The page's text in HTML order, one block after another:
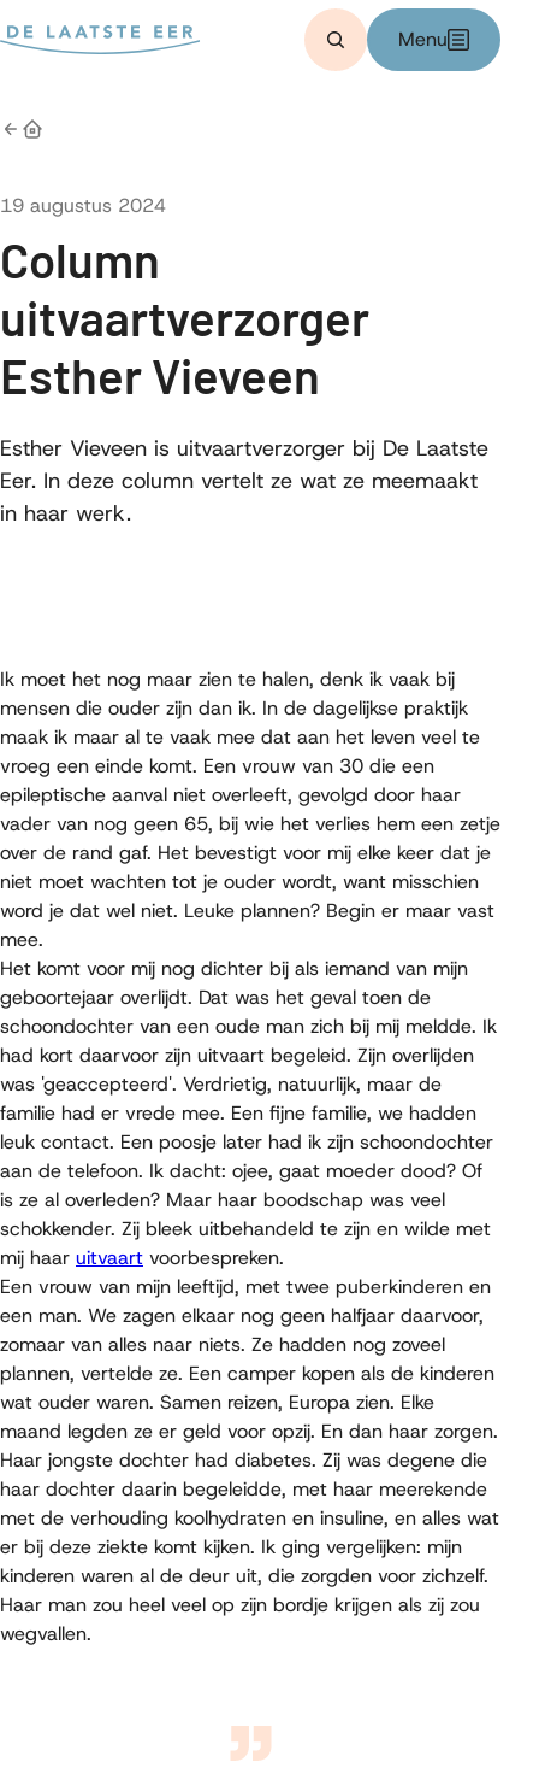
Zoeken
Menu
Home
Column
uitvaartverzorger
Esther Vieveen
Gepubliceerd op
19 augustus 2024
Esther Vieveen is uitvaartverzorger bij De Laatste
Eer. In deze column vertelt ze wat ze meemaakt
in haar werk.
Ik moet het nog maar zien te halen, denk ik vaak bij
mensen die ouder zijn dan ik. In de dagelijkse praktijk
maak ik maar al te vaak mee dat aan het leven veel te
vroeg een einde komt. Een vrouw van 30 die een
epileptische aanval niet overleeft, gevolgd door haar
vader van nog geen 65, bij wie het verlies hem een zetje
over de rand gaf. Het bevestigt voor mij elke keer dat je
niet moet wachten tot je ouder wordt, want misschien
word je dat wel niet. Leuke plannen? Begin er maar vast
mee.
Het komt voor mij nog dichter bij als iemand van mijn
geboortejaar overlijdt. Dat was het geval toen de
schoondochter van een oude man zich bij mij meldde. Ik
had kort daarvoor zijn uitvaart begeleid. Zijn overlijden
was 'geaccepteerd'. Verdrietig, natuurlijk, maar de
familie had er vrede mee. Een fijne familie, we hadden
leuk contact. Een poosje later had ik zijn schoondochter
aan de telefoon. Ik dacht: ojee, gaat moeder dood? Of
is ze al overleden? Maar haar boodschap was veel
schokkender. Zij bleek uitbehandeld te zijn en wilde met
mij haar uitvaart voorbespreken.
Een vrouw van mijn leeftijd, met twee puberkinderen en
een man. We zagen elkaar nog geen halfjaar daarvoor,
zomaar van alles naar niets. Ze hadden nog zoveel
plannen, vertelde ze. Een camper kopen als de kinderen
wat ouder waren. Samen reizen, Europa zien. Elke
maand legden ze er geld voor opzij. En dan haar zorgen.
Haar jongste dochter had diabetes. Zij was degene die
haar dochter daarin begeleidde, met haar meerekende
met de verhouding koolhydraten en insuline, en alles wat
er bij deze ziekte komt kijken. Ik ging vergelijken: mijn
kinderen waren al de deur uit, die zorgden voor zichzelf.
Haar man zou heel veel op zijn bordje krijgen als zij zou
wegvallen.